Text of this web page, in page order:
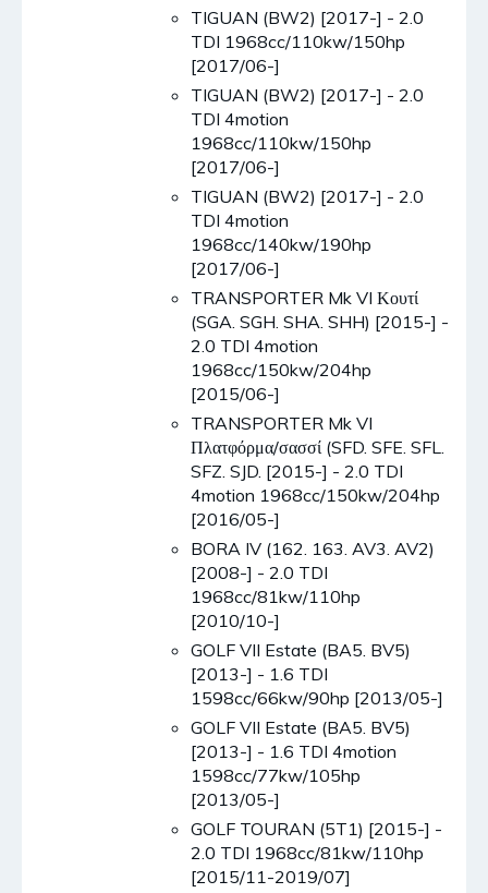
TIGUAN (BW2) [2017-] - 2.0
TDI 1968cc/110kw/150hp
[2017/06-]
TIGUAN (BW2) [2017-] - 2.0
TDI 4motion
1968cc/110kw/150hp
[2017/06-]
TIGUAN (BW2) [2017-] - 2.0
TDI 4motion
1968cc/140kw/190hp
[2017/06-]
TRANSPORTER Mk VI Κουτί
(SGA. SGH. SHA. SHH) [2015-] -
2.0 TDI 4motion
1968cc/150kw/204hp
[2015/06-]
TRANSPORTER Mk VI
Πλατφόρμα/σασσί (SFD. SFE. SFL.
SFZ. SJD. [2015-] - 2.0 TDI
4motion 1968cc/150kw/204hp
[2016/05-]
BORA IV (162. 163. AV3. AV2)
[2008-] - 2.0 TDI
1968cc/81kw/110hp
[2010/10-]
GOLF VII Estate (BA5. BV5)
[2013-] - 1.6 TDI
1598cc/66kw/90hp [2013/05-]
GOLF VII Estate (BA5. BV5)
[2013-] - 1.6 TDI 4motion
1598cc/77kw/105hp
[2013/05-]
GOLF TOURAN (5T1) [2015-] -
2.0 TDI 1968cc/81kw/110hp
[2015/11-2019/07]